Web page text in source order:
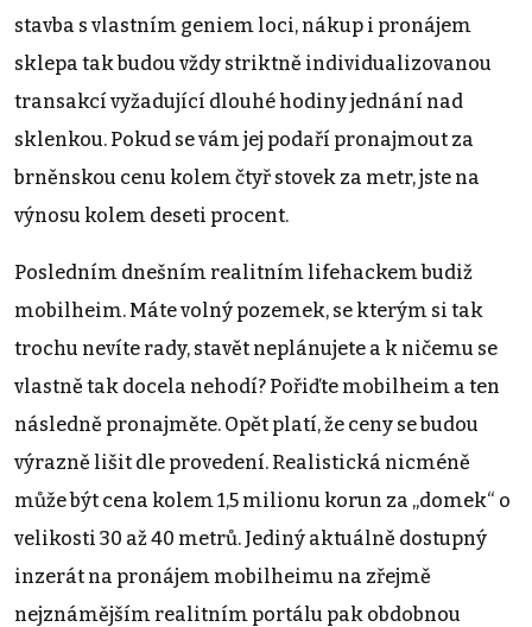
stavba s vlastním geniem loci, nákup i pronájem
sklepa tak budou vždy striktně individualizovanou
transakcí vyžadující dlouhé hodiny jednání nad
sklenkou. Pokud se vám jej podaří pronajmout za
brněnskou cenu kolem čtyř stovek za metr, jste na
výnosu kolem deseti procent.
Posledním dnešním realitním lifehackem budiž
mobilheim. Máte volný pozemek, se kterým si tak
trochu nevíte rady, stavět neplánujete a k ničemu se
vlastně tak docela nehodí? Pořiďte mobilheim a ten
následně pronajměte. Opět platí, že ceny se budou
výrazně lišit dle provedení. Realistická nicméně
může být cena kolem 1,5 milionu korun za „domek“ o
velikosti 30 až 40 metrů. Jediný aktuálně dostupný
inzerát na pronájem mobilheimu na zřejmě
nejznámějším realitním portálu pak obdobnou